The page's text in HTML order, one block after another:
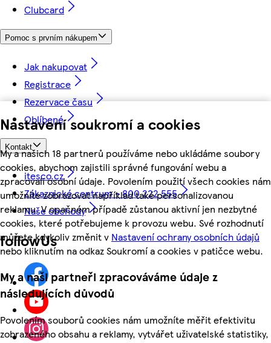
Nastavení soukromí a cookies
My a našich 18 partnerů používáme nebo ukládáme soubory
cookies, abychom zajistili správné fungování webu a
zpracovali osobní údaje. Povolením použití všech cookies nám
umožníte zobrazovat například také personalizovanou
reklamu. V opačném případě zůstanou aktivní jen nezbytné
cookies, které potřebujeme k provozu webu. Své rozhodnutí
můžete kdykoliv změnit v Nastavení ochrany osobních údajů
nebo kliknutím na odkaz Soukromí a cookies v patičce webu.
My a naši partneři zpracováváme údaje z
následujících důvodů
Povolením souborů cookies nám umožníte měřit efektivitu
zobrazeného obsahu a reklamy, vytvářet uživatelské statistiky,
Clubcard
Pomoc s prvním nákupem
Jak nakupovat
Registrace
Rezervace času
Oblíbené
Kontakt
itesco.cz
Zákaznické centrum - 800 222 555
Naše obchody
followUs